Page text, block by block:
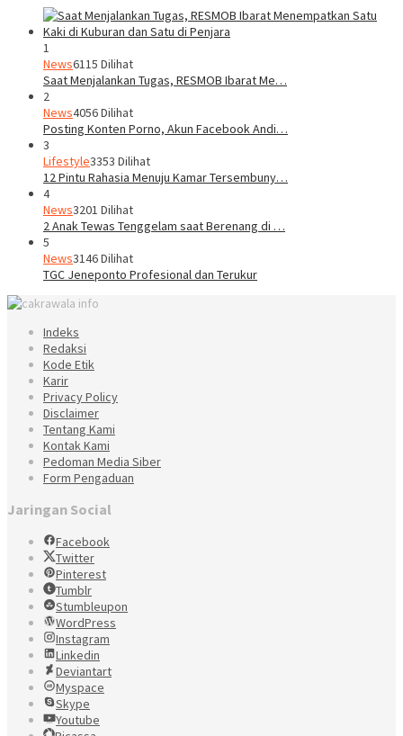
1
News6115 Dilihat
Saat Menjalankan Tugas, RESMOB Ibarat Me…
2
News4056 Dilihat
Posting Konten Porno, Akun Facebook Andi…
3
Lifestyle3353 Dilihat
12 Pintu Rahasia Menuju Kamar Tersembuny…
4
News3201 Dilihat
2 Anak Tewas Tenggelam saat Berenang di …
5
News3146 Dilihat
TGC Jeneponto Profesional dan Terukur
Indeks
Redaksi
Kode Etik
Karir
Privacy Policy
Disclaimer
Tentang Kami
Kontak Kami
Pedoman Media Siber
Form Pengaduan
Jaringan Social
Facebook
Twitter
Pinterest
Tumblr
Stumbleupon
WordPress
Instagram
Linkedin
Deviantart
Myspace
Skype
Youtube